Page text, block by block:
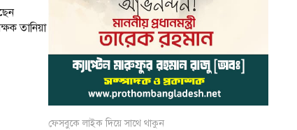
তানিয়া
ফেসবুকে লাইক দিয়ে সাথে থাকুন